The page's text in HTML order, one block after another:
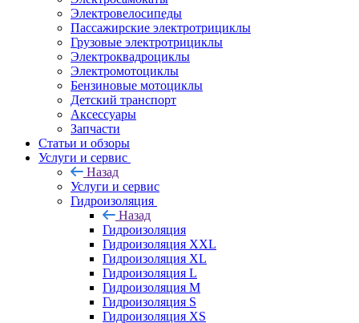
Электровелосипеды
Пассажирские электротрициклы
Грузовые электротрициклы
Электроквадроциклы
Электромотоциклы
Бензиновые мотоциклы
Детский транспорт
Аксессуары
Запчасти
Статьи и обзоры
Услуги и сервис
Назад
Услуги и сервис
Гидроизоляция
Назад
Гидроизоляция
Гидроизоляция XXL
Гидроизоляция XL
Гидроизоляция L
Гидроизоляция M
Гидроизоляция S
Гидроизоляция XS